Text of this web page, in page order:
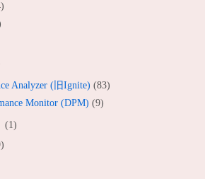
Analyzer (旧Ignite) (83)
Monitor (DPM) (9)
(1)